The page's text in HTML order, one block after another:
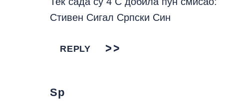
Стивен Сигал Српски Син
REPLY
Sp